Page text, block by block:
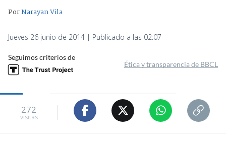
PorNarayan Vila
Jueves 26 junio de 2014 | Publicado a las 02:07
Seguimos criterios de
Ética y transparencia de BBCL
272
visitas